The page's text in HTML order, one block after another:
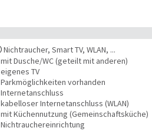
Nichtraucher, Smart TV, WLAN, ...
mit Dusche/WC (geteilt mit anderen)
eigenes TV
Parkmöglichkeiten vorhanden
Internetanschluss
kabelloser Internetanschluss (WLAN)
mit Küchennutzung (Gemeinschaftsküche)
Nichtrauchereinrichtung